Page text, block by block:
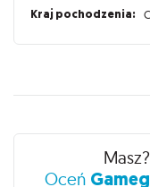
Kraj pochodzenia:
Recenzje
Oceń